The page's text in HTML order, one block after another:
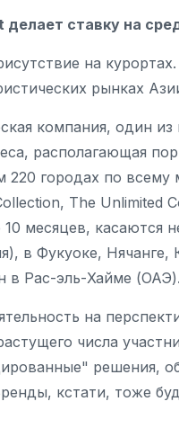
ставку на
на
рынках
компания, один
располагающая
городах по
The Unlimited
месяцев, касаются
в Фукуоке,
в Рас-эль-Хайме (ОАЭ).
на
числа
решения,
кстати, тоже